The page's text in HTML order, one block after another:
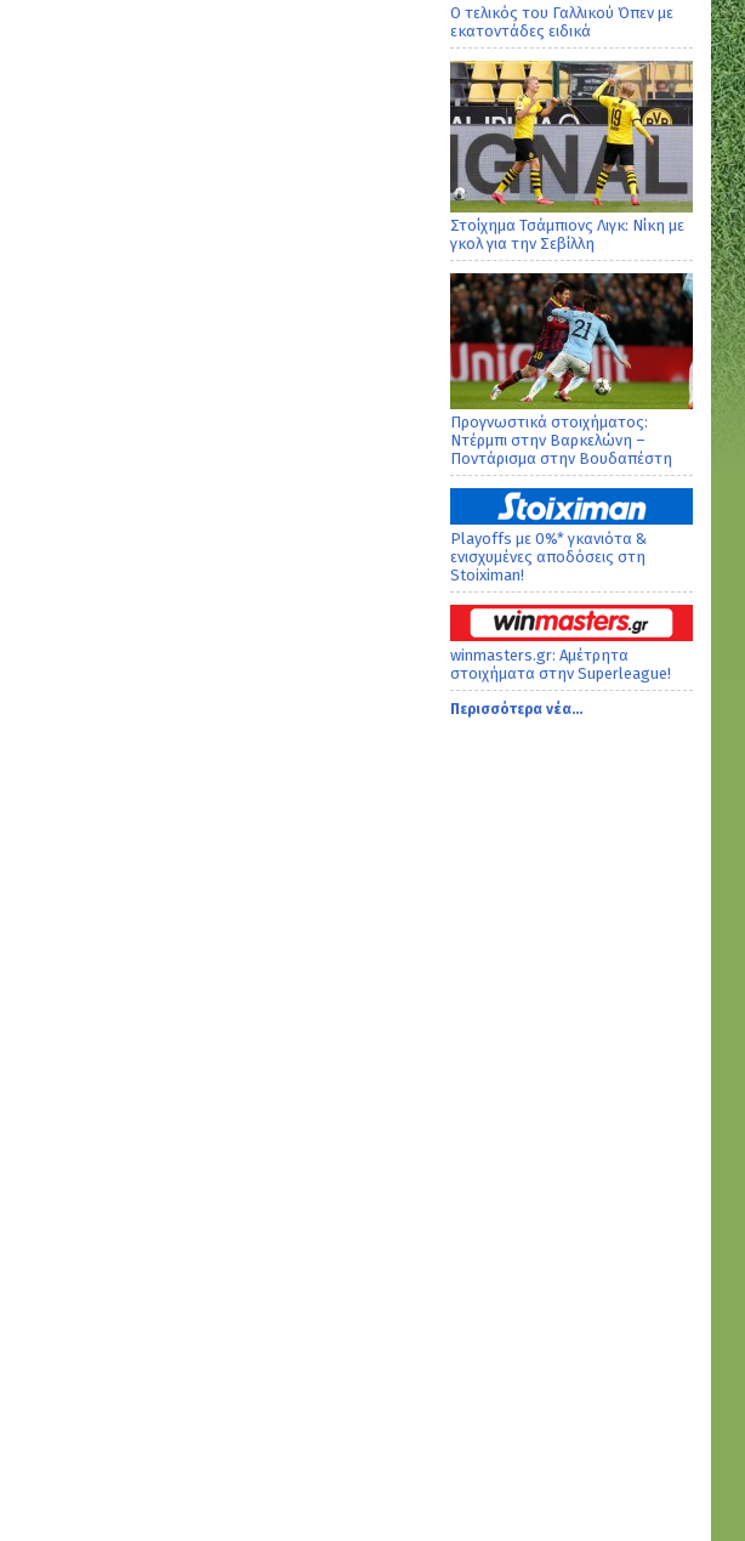
Ο τελικός του Γαλλικού Όπεν με
εκατοντάδες ειδικά
Στοίχημα Τσάμπιονς Λιγκ: Νίκη με
γκολ για την Σεβίλλη
Προγνωστικά στοιχήματος:
Ντέρμπι στην Βαρκελώνη –
Ποντάρισμα στην Βουδαπέστη
Playoffs με 0%* γκανιότα &
ενισχυμένες αποδόσεις στη
Stoiximan!
winmasters.gr: Αμέτρητα
στοιχήματα στην Superleague!
Περισσότερα νέα...